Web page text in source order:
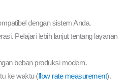
dengan sistem Anda.
Pelajari lebih lanjut tentang layanan
beban produksi modern.
ke waktu (flow rate measurement).